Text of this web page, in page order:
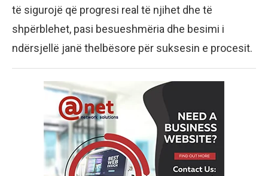
të sigurojë që progresi real të njihet dhe të
shpërblehet, pasi besueshmëria dhe besimi i
ndërsjellë janë thelbësore për suksesin e procesit.